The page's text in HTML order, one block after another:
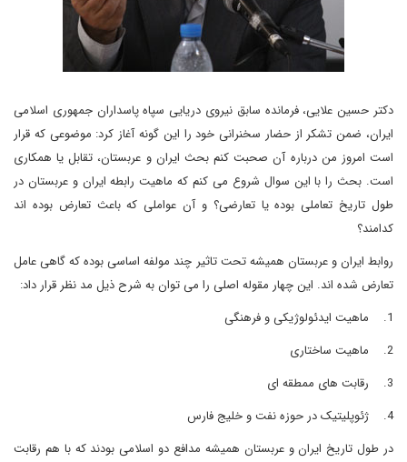
دکتر حسین علایی، فرمانده سابق نیروی دریایی سپاه پاسداران جمهوری اسلامی
ایران، ضمن تشکر از حضار سخنرانی خود را این گونه آغاز کرد: موضوعی که قرار
است امروز من درباره آن صحبت کنم بحث ایران و عربستان، تقابل یا همکاری
است. بحث را با این سوال شروع می کنم که ماهیت رابطه ایران و عربستان در
طول تاریخ تعاملی بوده یا تعارضی؟ و آن عواملی که باعث تعارض بوده اند
کدامند؟
روابط ایران و عربستان همیشه تحت تاثیر چند مولفه اساسی بوده که گاهی عامل
تعارض شده اند. این چهار مقوله اصلی را می توان به شرح ذیل مد نظر قرار داد:
1.
ماهیت ایدئولوژیکی و فرهنگی
2.
ماهیت ساختاری
3.
رقابت های ممطقه ای
4.
ژئوپلیتیک در حوزه نفت و خلیج فارس
در طول تاریخ ایران و عربستان همیشه مدافع دو اسلامی بودند که با هم رقابت